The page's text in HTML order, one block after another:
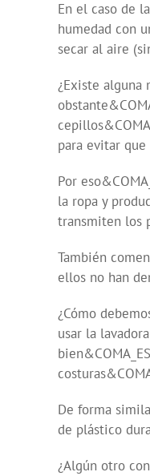
En el caso de
humedad con
secar al aire
¿Existe
para evitar
Por
la ropa y
transmiten los
También
ellos no han
¿Cómo
usar la
De forma
de plástico
¿Algún otro